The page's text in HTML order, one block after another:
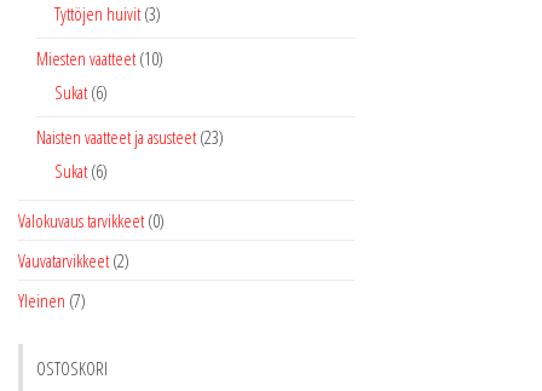
Tyttöjen huivit (3)
Miesten vaatteet (10)
Sukat (6)
Naisten vaatteet ja asusteet (23)
Sukat (6)
Valokuvaus tarvikkeet (0)
Vauvatarvikkeet (2)
Yleinen (7)
OSTOSKORI